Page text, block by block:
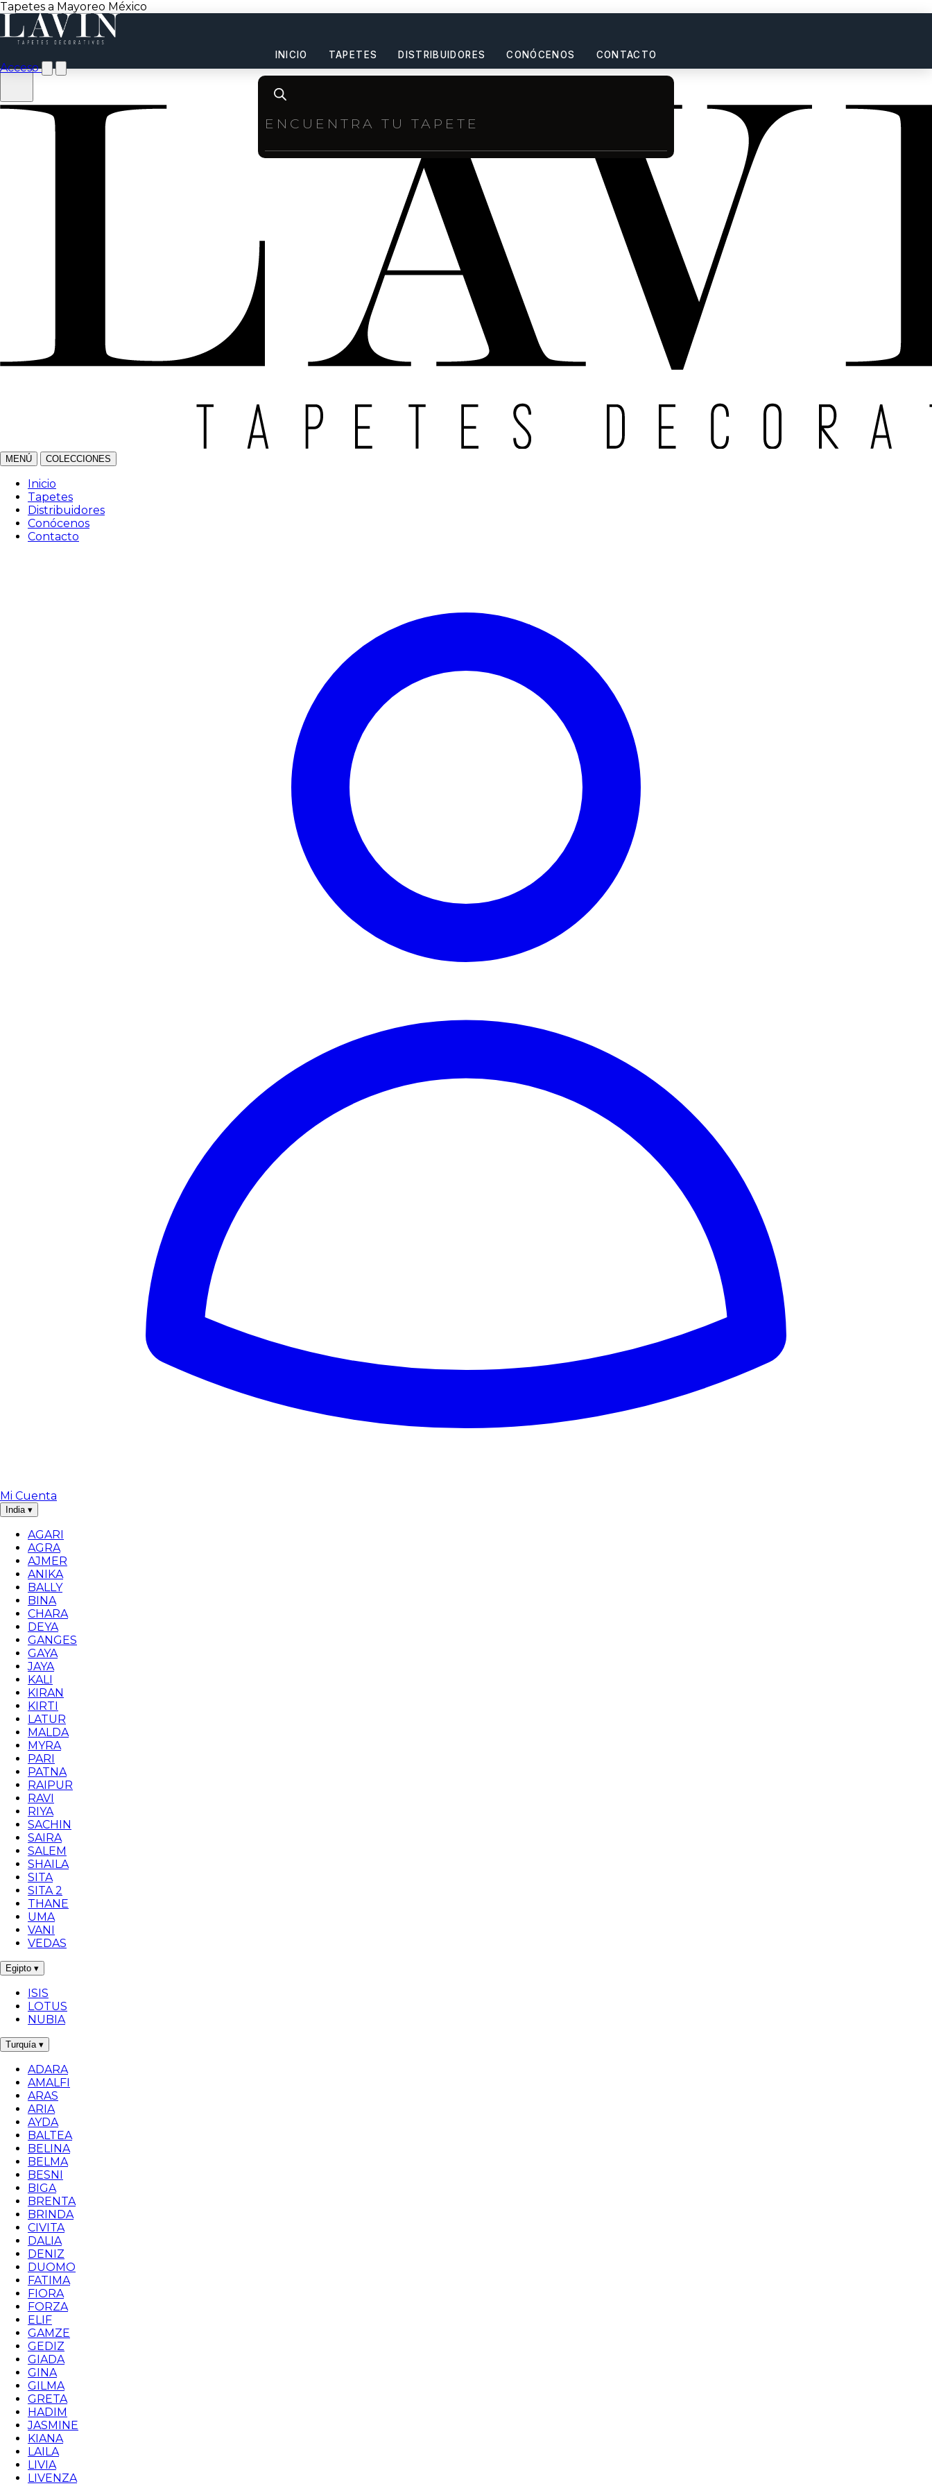
Tapetes a Mayoreo México
INICIO TAPETES DISTRIBUIDORES CONÓCENOS CONTACTO
Acceso
Products
search
MENÚ COLECCIONES
Inicio
Tapetes
Distribuidores
Conócenos
Contacto
Mi Cuenta
India ▾
AGARI
AGRA
AJMER
ANIKA
BALLY
BINA
CHARA
DEYA
GANGES
GAYA
JAYA
KALI
KIRAN
KIRTI
LATUR
MALDA
MYRA
PARI
PATNA
RAIPUR
RAVI
RIYA
SACHIN
SAIRA
SALEM
SHAILA
SITA
SITA 2
THANE
UMA
VANI
VEDAS
Egipto ▾
ISIS
LOTUS
NUBIA
Turquía ▾
ADARA
AMALFI
ARAS
ARIA
AYDA
BALTEA
BELINA
BELMA
BESNI
BIGA
BRENTA
BRINDA
CIVITA
DALIA
DENIZ
DUOMO
FATIMA
FIORA
FORZA
ELIF
GAMZE
GEDIZ
GIADA
GINA
GILMA
GRETA
HADIM
JASMINE
KIANA
LAILA
LIVIA
LIVENZA